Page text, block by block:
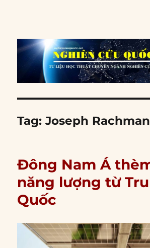
Tag:Joseph Rachman
Đông Nam Á
năng lượng từ
Quốc